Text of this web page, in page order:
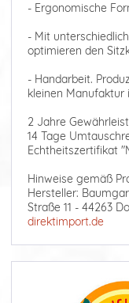
- Ergonomische
- Mit
optimieren den
- Handarbeit.
kleinen Manufaktur
2 Jahre
14 Tage
Echtheitszertifikat
Hinweise gemäß
Hersteller:
Straße 11 - 44263
direktimport.de